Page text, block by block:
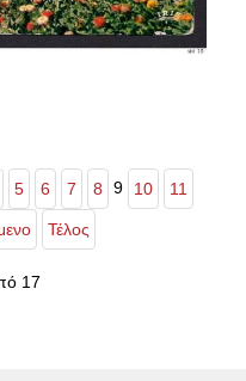
5 6 7 8 9 10 11
Τέλος
17